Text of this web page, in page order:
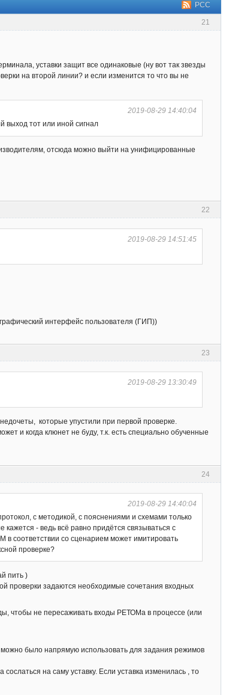
РСС
21
уставки защит все одинаковые (ну вот так звезды
на второй линии? и если изменится то что вы не
2019-08-29 14:40:04
выход тот или иной сигнал
отсюда можно выйти на унифицированные
22
2019-08-29 14:51:45
интерфейс пользователя (ГИП))
23
2019-08-29 13:30:49
которые упустили при первой проверке.
и когда клюнет не буду, т.к. есть специально обученные
24
2019-08-29 14:40:04
с методикой, с пояснениями и схемами только
кажется - ведь всё равно придётся связываться с
в соответствии со сценарием может имитировать
проверке?
пить )
проверки задаются необходимые сочетания входных
чтобы не пересаживать входы РЕТОМа в процессе (или
можно было напрямую использовать для задания режимов
на саму уставку. Если уставка изменилась , то